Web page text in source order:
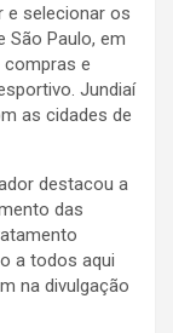
e selecionar os
São Paulo, em
compras e
Jundiaí
as cidades de
destacou a
das
a todos aqui
na divulgação